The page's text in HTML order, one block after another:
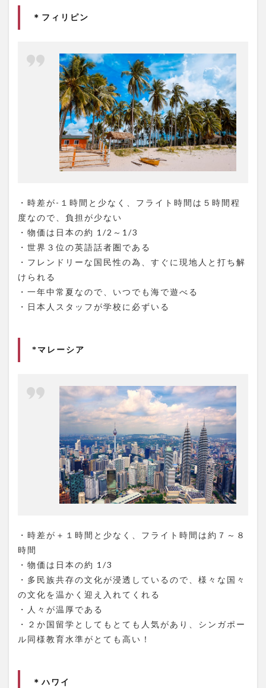
＊フィリピン
・時差が-１時間と少なく、フライト時間は５時間程
度なので、負担が少ない
・物価は日本の約 1/2～1/3
・世界３位の英語話者圏である
・フレンドリーな国民性の為、すぐに現地人と打ち解
けられる
・一年中常夏なので、いつでも海で遊べる
・日本人スタッフが学校に必ずいる
*マレーシア
・時差が＋１時間と少なく、フライト時間は約７～８
時間
・物価は日本の約 1/3
・多民族共存の文化が浸透しているので、様々な国々
の文化を温かく迎え入れてくれる
・人々が温厚である
・２か国留学としてもとても人気があり、シンガポー
ル同様教育水準がとても高い！
＊ハワイ